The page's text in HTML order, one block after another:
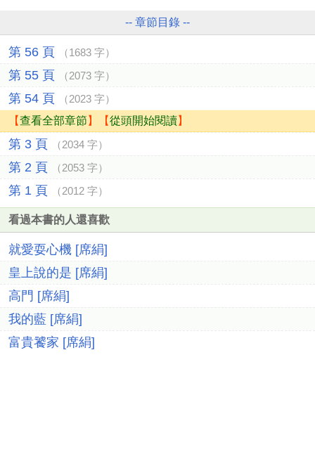
-- 章節目錄 --
第 56 頁 （1683 字）
第 55 頁 （2073 字）
第 54 頁 （2023 字）
【查看全部章節 】【從頭開始閱讀】
第 3 頁 （2034 字）
第 2 頁 （2053 字）
第 1 頁 （2012 字）
看過本書的人還喜歡
就愛耍心機 [席絹]
皇上說的是 [席絹]
高門 [席絹]
我的藍 [席絹]
富貴饕家 [席絹]